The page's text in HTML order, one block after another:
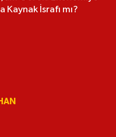
Kaynak İsrafı mı?